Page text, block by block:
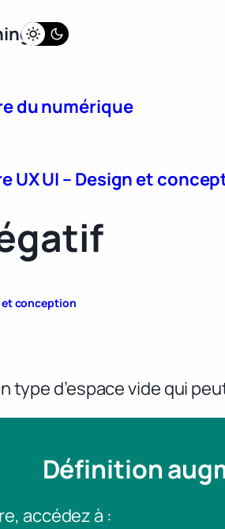
du numérique
UX UI – Design et
et conception
type d’espace vide qui
Définition
accédez à :